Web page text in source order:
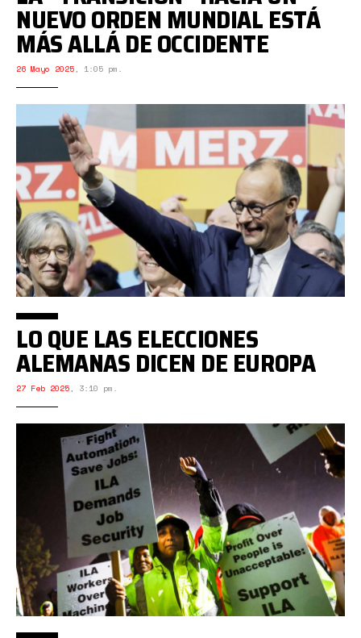
NUEVO ORDEN MUNDIAL ESTÁ
MÁS ALLÁ DE OCCIDENTE
26 Mayo 2025, 1:05 pm.
LO QUE LAS ELECCIONES
ALEMANAS DICEN DE EUROPA
27 Feb 2025, 3:10 pm.